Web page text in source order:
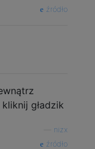
źródło
gładzik
nizx
źródło